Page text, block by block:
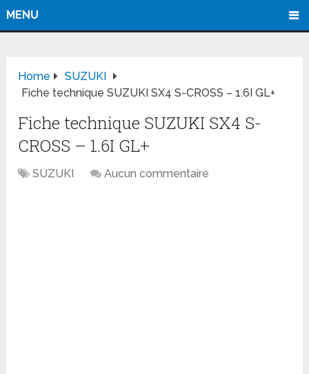
MENU
Home
SUZUKI
Fiche technique SUZUKI SX4 S-CROSS – 1.6I GL+
Fiche technique SUZUKI SX4 S-
CROSS – 1.6I GL+
SUZUKI Aucun commentaire